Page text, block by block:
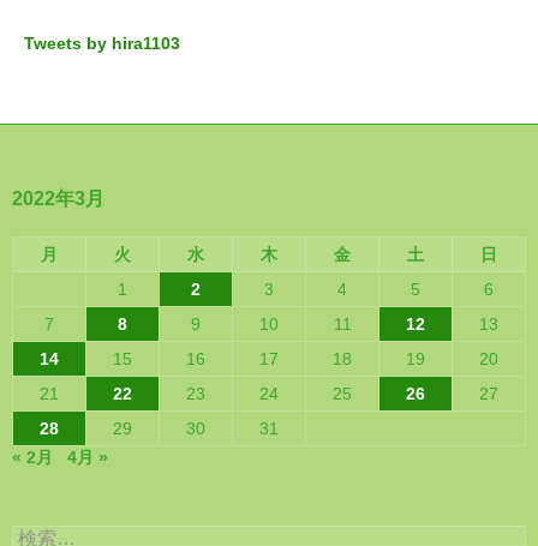
Tweets by hira1103
2022年3月
月 火 水 木 金 土
日
1
2 3 4 5
6
7
8 9 10 11 12
13
14
15 16 17 18 19
20
21
22 23 24 25 26
27
28
29 30
31
« 2月
4月 »
検